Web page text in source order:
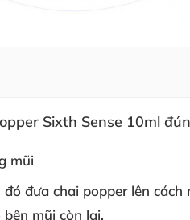
Sixth Sense 10ml
mũi
đó đưa chai popper lên cách
mũi còn lại.